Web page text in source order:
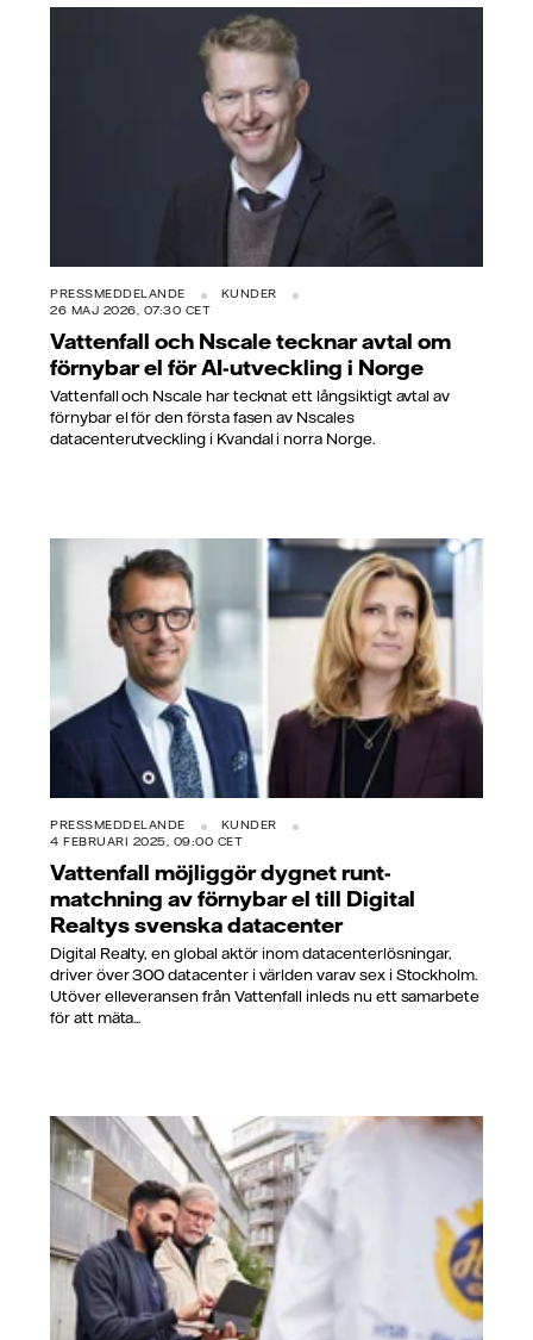
PRESSMEDDELANDE
KUNDER
26 MAJ 2026, 07:30 CET
Vattenfall och Nscale tecknar avtal om
förnybar el för AI-utveckling i Norge
Vattenfall och Nscale har tecknat ett långsiktigt avtal av
förnybar el för den första fasen av Nscales
datacenterutveckling i Kvandal i norra Norge.
PRESSMEDDELANDE
KUNDER
4 FEBRUARI 2025, 09:00 CET
Vattenfall möjliggör dygnet runt-
matchning av förnybar el till Digital
Realtys svenska datacenter
Digital Realty, en global aktör inom datacenterlösningar,
driver över 300 datacenter i världen varav sex i Stockholm.
Utöver elleveransen från Vattenfall inleds nu ett samarbete
för att mäta...